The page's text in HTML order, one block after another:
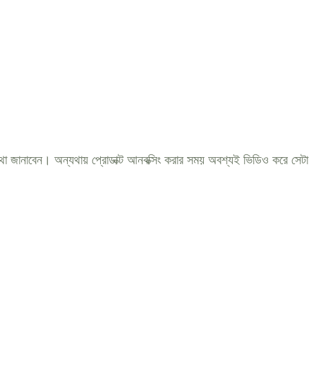
জানাবেন। অন্যথায় প্রোডাক্ট আনবক্সিং করার সময় অবশ্যই ভিডিও করে সেটা